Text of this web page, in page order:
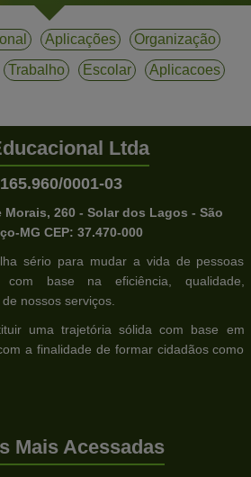
Aplicações
Organização
Trabalho Escolar Aplicacoes
Ltda
0001-03
260 - Solar dos Lagos - São
MG CEP: 37.470-000
sério para mudar a vida de pessoas
com base na eficiência, qualidade,
nossos serviços.
uma trajetória sólida com base em
a finalidade de formar cidadãos como
Mais Acessadas